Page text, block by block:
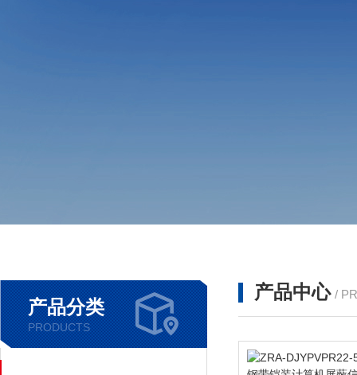
产品分类
PRODUCTS
产品中心 /